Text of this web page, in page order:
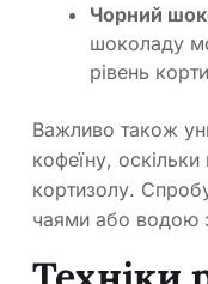
Чорний
шоколаду
рівень
Важливо також
кофеїну,
кортизолу.
чаями або водою